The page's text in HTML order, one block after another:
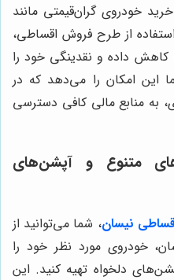
خودروی گران‌قیمتی مانند
از طرح فروش اقساطی،
کاهش داده و نقدینگی خود را
این امکان را می‌دهد که در
به منابع مالی کافی دسترسی
متنوع و آپشن‌های
نیسان، شما می‌توانید از
خودروی مورد نظر خود را
دلخواه تهیه کنید. این